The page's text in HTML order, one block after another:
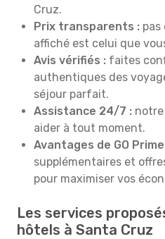
Cruz.
Prix transparents : pas
affiché est celui que
Avis vérifiés : faites
authentiques des
séjour parfait.
Assistance 24/7 :
aider à tout moment.
Avantages de GO Prime
supplémentaires et
pour maximiser vos
Les services
hôtels à Santa Cruz